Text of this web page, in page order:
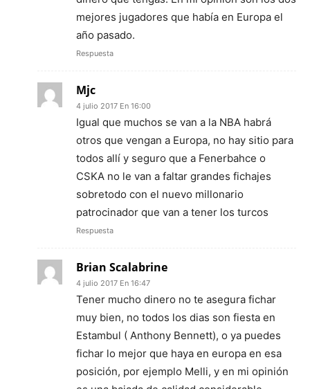
mejores jugadores que había en Europa el
año pasado.
Respuesta
Mjc
4 julio 2017 En 16:00
Igual que muchos se van a la NBA habrá
otros que vengan a Europa, no hay sitio para
todos allí y seguro que a Fenerbahce o
CSKA no le van a faltar grandes fichajes
sobretodo con el nuevo millonario
patrocinador que van a tener los turcos
Respuesta
Brian Scalabrine
4 julio 2017 En 16:47
Tener mucho dinero no te asegura fichar
muy bien, no todos los dias son fiesta en
Estambul ( Anthony Bennett), o ya puedes
fichar lo mejor que haya en europa en esa
posición, por ejemplo Melli, y en mi opinión